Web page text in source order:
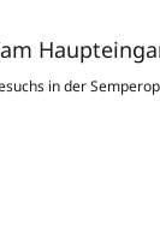
in der